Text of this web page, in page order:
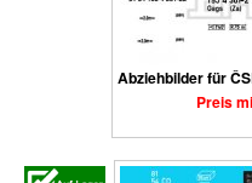
Abziehbilder für
Preis